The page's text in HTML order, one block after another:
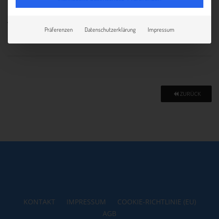
26.09.2024
ZURÜCK
KONTAKT IMPRESSUM
COOKIE-RICHTLINIE (EU)
AGB
Präferenzen Datenschutzerklärung Impressum